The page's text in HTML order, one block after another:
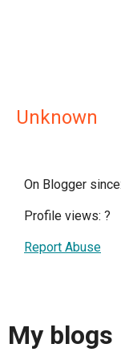
Unknown
On Blogger
Profile views: ?
Report Abuse
My blogs